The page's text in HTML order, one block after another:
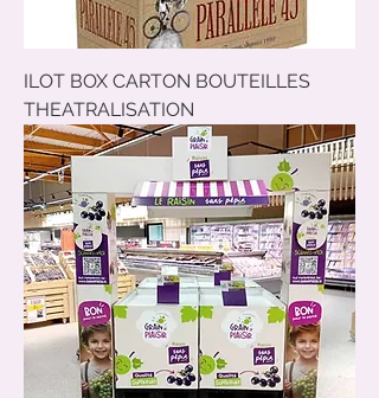
ILOT BOX CARTON BOUTEILLES
THEATRALISATION